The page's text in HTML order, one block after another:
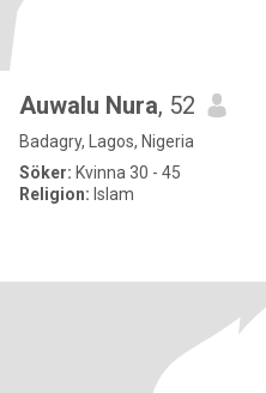
Auwalu Nura, 52
Badagry, Lagos, Nigeria
Söker: Kvinna 30 - 45
Religion: Islam